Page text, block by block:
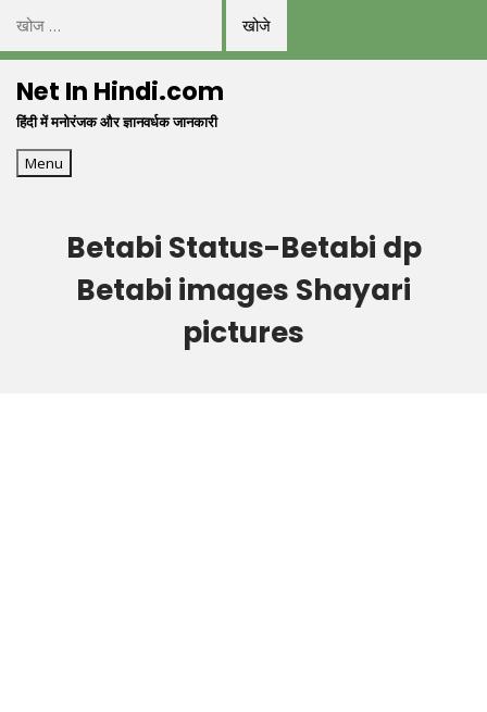
निम्न
को
खोजें:Net In Hindi.com
हिंदी में मनोरंजक और ज्ञानवर्धक जानकारी
Menu
Betabi Status-Betabi dp
Betabi images Shayari
pictures